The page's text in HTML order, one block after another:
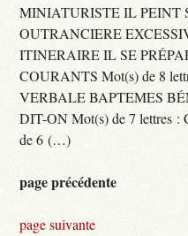
MINIATURISTE IL PEINT
OUTRANCIERE
ITINERAIRE IL SE
COURANTS Mot(s) de 8
VERBALE BAPTEMES
DIT-ON Mot(s) de 7 lettres
de 6 (…)
page précédente
page suivante